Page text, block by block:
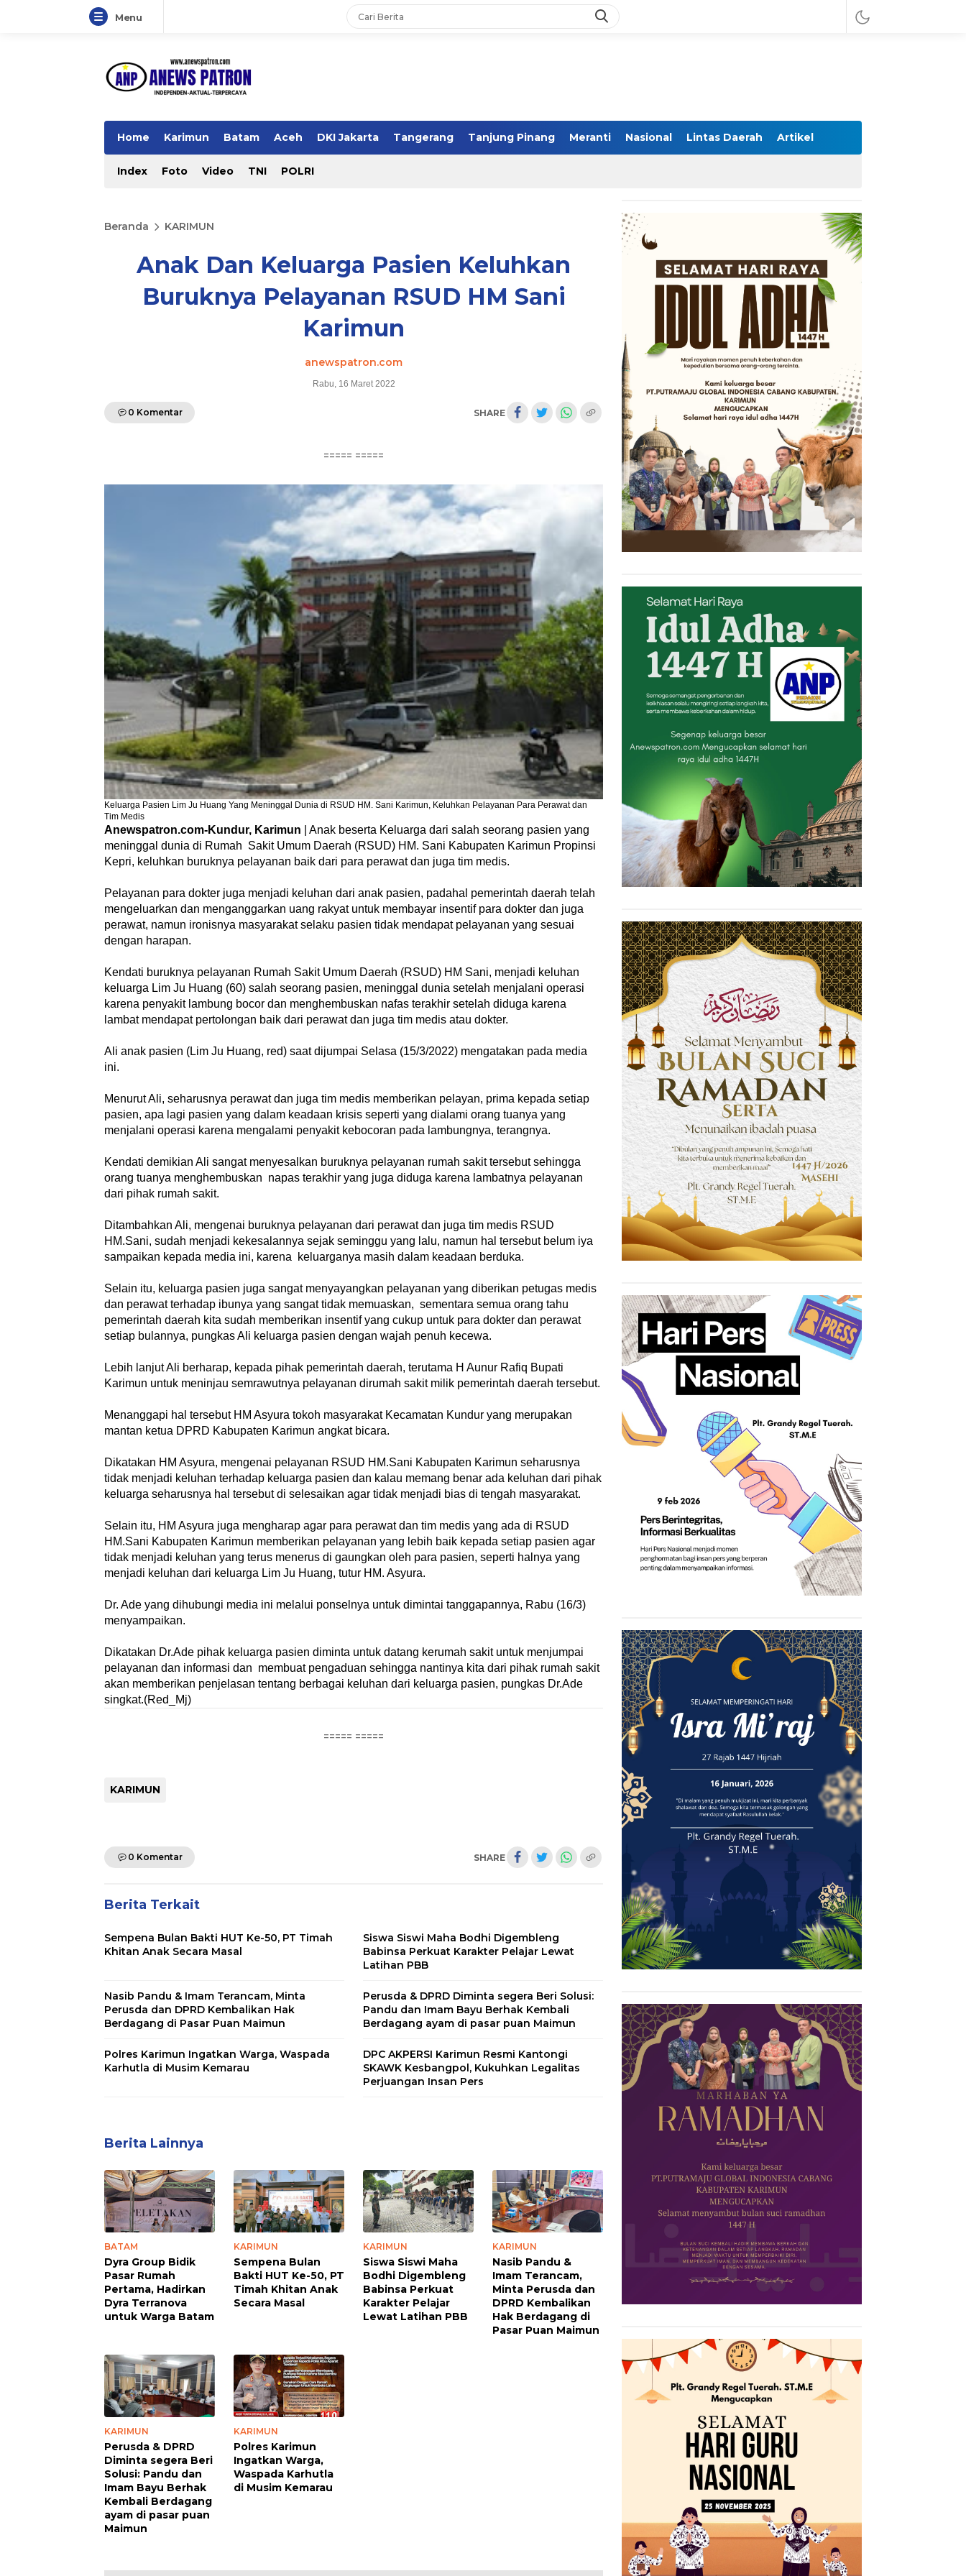
Menu
Home Karimun Batam Aceh DKI Jakarta Tangerang Tanjung Pinang Meranti Nasional Lintas Daerah Artikel
Index Foto Video TNI POLRI
Beranda KARIMUN
Anak Dan Keluarga Pasien Keluhkan
Buruknya Pelayanan RSUD HM Sani
Karimun
anewspatron.com
Rabu, 16 Maret 2022
0 Komentar SHARE
===== =====
Keluarga Pasien Lim Ju Huang Yang Meninggal Dunia di RSUD HM. Sani Karimun, Keluhkan Pelayanan Para Perawat dan
Tim Medis
Anewspatron.com-Kundur, Karimun | Anak beserta Keluarga dari salah seorang pasien yang
meninggal dunia di Rumah Sakit Umum Daerah (RSUD) HM. Sani Kabupaten Karimun Propinsi
Kepri, keluhkan buruknya pelayanan baik dari para perawat dan juga tim medis.
Pelayanan para dokter juga menjadi keluhan dari anak pasien, padahal pemerintah daerah telah
mengeluarkan dan menganggarkan uang rakyat untuk membayar insentif para dokter dan juga
perawat, namun ironisnya masyarakat selaku pasien tidak mendapat pelayanan yang sesuai
dengan harapan.
Kendati buruknya pelayanan Rumah Sakit Umum Daerah (RSUD) HM Sani, menjadi keluhan
keluarga Lim Ju Huang (60) salah seorang pasien, meninggal dunia setelah menjalani operasi
karena penyakit lambung bocor dan menghembuskan nafas terakhir setelah diduga karena
lambat mendapat pertolongan baik dari perawat dan juga tim medis atau dokter.
Ali anak pasien (Lim Ju Huang, red) saat dijumpai Selasa (15/3/2022) mengatakan pada media
ini.
Menurut Ali, seharusnya perawat dan juga tim medis memberikan pelayan, prima kepada setiap
pasien, apa lagi pasien yang dalam keadaan krisis seperti yang dialami orang tuanya yang
menjalani operasi karena mengalami penyakit kebocoran pada lambungnya, terangnya.
Kendati demikian Ali sangat menyesalkan buruknya pelayanan rumah sakit tersebut sehingga
orang tuanya menghembuskan napas terakhir yang juga diduga karena lambatnya pelayanan
dari pihak rumah sakit.
Ditambahkan Ali, mengenai buruknya pelayanan dari perawat dan juga tim medis RSUD
HM.Sani, sudah menjadi kekesalannya sejak seminggu yang lalu, namun hal tersebut belum iya
sampaikan kepada media ini, karena keluarganya masih dalam keadaan berduka.
Selain itu, keluarga pasien juga sangat menyayangkan pelayanan yang diberikan petugas medis
dan perawat terhadap ibunya yang sangat tidak memuaskan, sementara semua orang tahu
pemerintah daerah kita sudah memberikan insentif yang cukup untuk para dokter dan perawat
setiap bulannya, pungkas Ali keluarga pasien dengan wajah penuh kecewa.
Lebih lanjut Ali berharap, kepada pihak pemerintah daerah, terutama H Aunur Rafiq Bupati
Karimun untuk meninjau semrawutnya pelayanan dirumah sakit milik pemerintah daerah tersebut.
Menanggapi hal tersebut HM Asyura tokoh masyarakat Kecamatan Kundur yang merupakan
mantan ketua DPRD Kabupaten Karimun angkat bicara.
Dikatakan HM Asyura, mengenai pelayanan RSUD HM.Sani Kabupaten Karimun seharusnya
tidak menjadi keluhan terhadap keluarga pasien dan kalau memang benar ada keluhan dari pihak
keluarga seharusnya hal tersebut di selesaikan agar tidak menjadi bias di tengah masyarakat.
Selain itu, HM Asyura juga mengharap agar para perawat dan tim medis yang ada di RSUD
HM.Sani Kabupaten Karimun memberikan pelayanan yang lebih baik kepada setiap pasien agar
tidak menjadi keluhan yang terus menerus di gaungkan oleh para pasien, seperti halnya yang
menjadi keluhan dari keluarga Lim Ju Huang, tutur HM. Asyura.
Dr. Ade yang dihubungi media ini melalui ponselnya untuk dimintai tanggapannya, Rabu (16/3)
menyampaikan.
Dikatakan Dr.Ade pihak keluarga pasien diminta untuk datang kerumah sakit untuk menjumpai
pelayanan dan informasi dan membuat pengaduan sehingga nantinya kita dari pihak rumah sakit
akan memberikan penjelasan tentang berbagai keluhan dari keluarga pasien, pungkas Dr.Ade
singkat.(Red_Mj)
===== =====
KARIMUN
0 Komentar SHARE
Berita Terkait
Sempena Bulan Bakti HUT Ke-50, PT Timah
Khitan Anak Secara Masal
Siswa Siswi Maha Bodhi Digembleng
Babinsa Perkuat Karakter Pelajar Lewat
Latihan PBB
Nasib Pandu & Imam Terancam, Minta
Perusda dan DPRD Kembalikan Hak
Berdagang di Pasar Puan Maimun
Perusda & DPRD Diminta segera Beri Solusi:
Pandu dan Imam Bayu Berhak Kembali
Berdagang ayam di pasar puan Maimun
Polres Karimun Ingatkan Warga, Waspada
Karhutla di Musim Kemarau
DPC AKPERSI Karimun Resmi Kantongi
SKAWK Kesbangpol, Kukuhkan Legalitas
Perjuangan Insan Pers
Berita Lainnya
BATAM
Dyra Group Bidik
Pasar Rumah
Pertama, Hadirkan
Dyra Terranova
untuk Warga Batam
KARIMUN
Sempena Bulan
Bakti HUT Ke-50, PT
Timah Khitan Anak
Secara Masal
KARIMUN
Siswa Siswi Maha
Bodhi Digembleng
Babinsa Perkuat
Karakter Pelajar
Lewat Latihan PBB
KARIMUN
Nasib Pandu &
Imam Terancam,
Minta Perusda dan
DPRD Kembalikan
Hak Berdagang di
Pasar Puan Maimun
KARIMUN
Perusda & DPRD
Diminta segera Beri
Solusi: Pandu dan
Imam Bayu Berhak
Kembali Berdagang
ayam di pasar puan
Maimun
KARIMUN
Polres Karimun
Ingatkan Warga,
Waspada Karhutla
di Musim Kemarau